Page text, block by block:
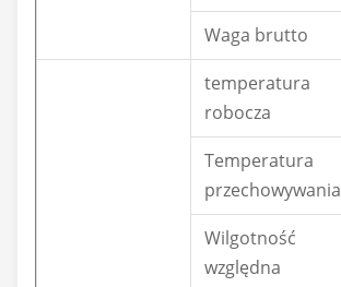
Waga brutto
temperatura
robocza
Temperatura
przechowywania
Wilgotność
względna